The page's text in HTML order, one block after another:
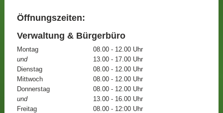
Öffnungszeiten:
Verwaltung & Bürgerbüro
Montag
08.00 - 12.00 Uhr
und
13.00 - 17.00 Uhr
Dienstag
08.00 - 12.00 Uhr
Mittwoch
08.00 - 12.00 Uhr
Donnerstag
08.00 - 12.00 Uhr
und
13.00 - 16.00 Uhr
Freitag
08.00 - 12:00 Uhr